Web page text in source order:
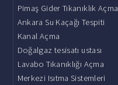
Pimaş Gider Tıkanıklık Açma
Ankara Su Kaçağı Tespiti
Kanal Açma
Doğalgaz tesisatı ustası
Lavabo Tıkanıklığı Açma
Merkezi Isıtma Sistemleri